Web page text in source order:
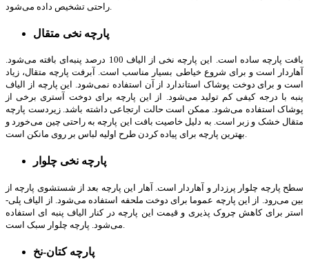
پارچه نخی متقال
بافت پارچه ساده است. این پارچه نخی از الیاف 100 درصد پنبه‌ای بافته می‌شود.
آهاردار است و برای شروع خیاطی بسیار مناسب است. آبرفت پارچه متقال، زیاد
است و برای دوخت پوشاک استاندارد از آن استفاده نمی‌شود. این پارچه از الیاف
پنبه با درجه کیفی کم تولید می‌شود. از این پارچه برای دوخت آستری برخی از
پوشاک استفاده می‌شود. ممکن است حالت ارتجاعی داشته باشد. زیردست پارچه
متقال خشک و زبر است. به دلیل خاصیت بافت این پارچه به راحتی چین می­‌خورد و
بهترین پارچه برای پیاده کردن طرح اولیه لباس بر روی مانکن است.
پارچه نخی چلوار
سطح پارچه چلوار پرزدار و آهاردار است. آهار این پارچه بعد از شست­شوی پارچه از
بین می‌رود. از این پارچه عموما برای دوخت ملحفه استفاده می‌شود. از الیاف پلی­
استر برای کاهش چروک پذیری و قیمت این پارچه در کنار الیاف پنبه­ ای استفاده
پارچه کتان-نخ